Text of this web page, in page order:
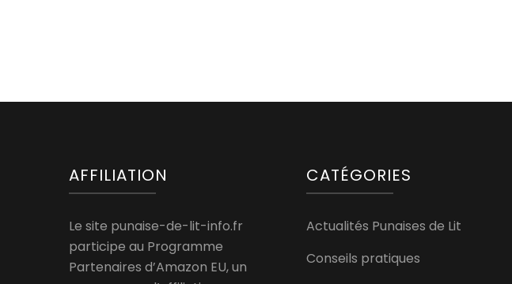
AFFILIATION
Le site punaise-de-lit-info.fr
participe au Programme
Partenaires d’Amazon EU, un
CATÉGORIES
Actualités Punaises de Lit
Conseils pratiques